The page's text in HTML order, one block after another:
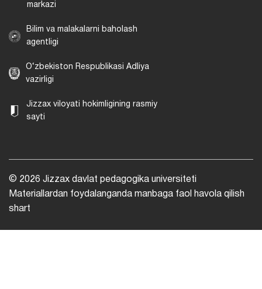
markazi
Bilim va malakalarni baholash
agentligi
O‘zbekiston Respublikasi Adliya
vazirligi
Jizzax viloyati hokimligining rasmiy
sayti
© 2026 Jizzax davlat pedagogika universiteti
Materiallardan foydalanganda manbaga faol havola qilish
shart